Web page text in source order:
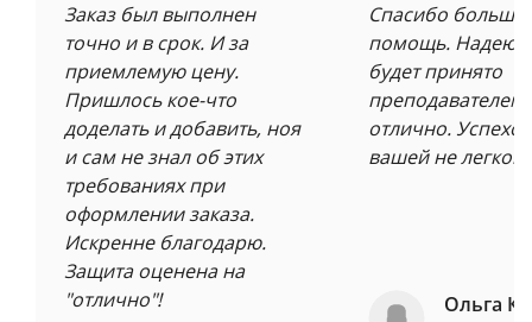
Заказ был выполнен
точно и в срок. И за
приемлемую цену.
Пришлось кое-что
доделать и добавить, ноя
и сам не знал об этих
требованиях при
оформлении заказа.
Искренне благодарю.
Защита оценена на
"отлично"!
Спасибо
помощь.
будет принято
преподавателем
отлично.
вашей не легкой
Ольга